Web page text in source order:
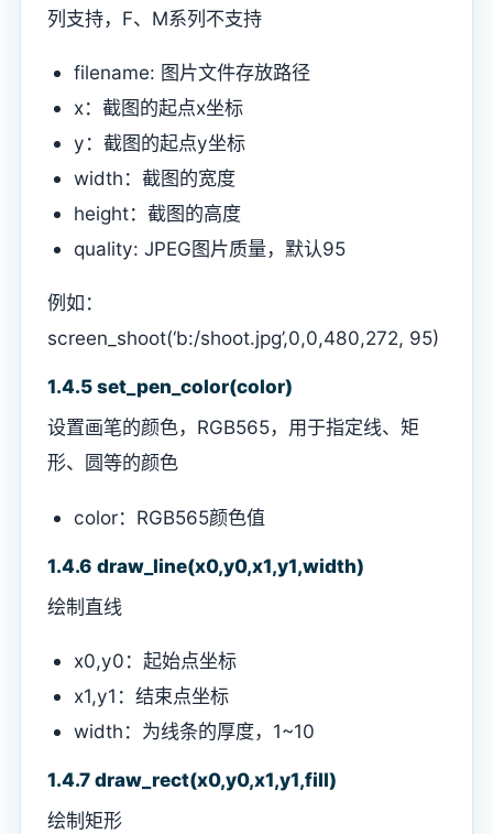
列支持，F、M系列不支持
filename: 图片文件存放路径
x：截图的起点x坐标
y：截图的起点y坐标
width：截图的宽度
height：截图的高度
quality: JPEG图片质量，默认95
例如：
screen_shoot(‘b:/shoot.jpg’,0,0,480,272, 95)
1.4.5 set_pen_color(color)
设置画笔的颜色，RGB565，用于指定线、矩
形、圆等的颜色
color：RGB565颜色值
1.4.6 draw_line(x0,y0,x1,y1,width)
绘制直线
x0,y0：起始点坐标
x1,y1：结束点坐标
width：为线条的厚度，1~10
1.4.7 draw_rect(x0,y0,x1,y1,fill)
绘制矩形